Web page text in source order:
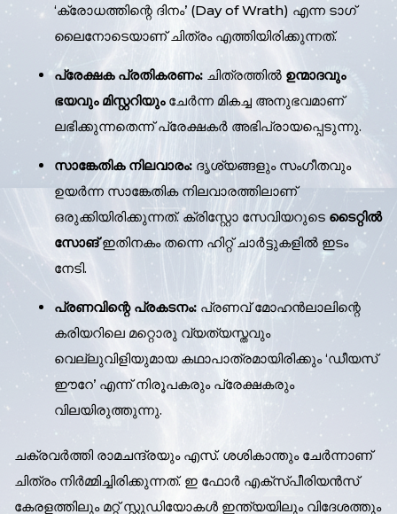
‘ക്രോധത്തിന്റെ ദിനം’ (Day of Wrath) എന്ന ടാഗ്
ലൈനോടെയാണ് ചിത്രം എത്തിയിരിക്കുന്നത്.
പ്രേക്ഷക പ്രതികരണം: ചിത്രത്തിൽ ഉന്മാദവും
ഭയവും മിസ്റ്ററിയുംചേർന്ന മികച്ച അനുഭവമാണ്
ലഭിക്കുന്നതെന്ന് പ്രേക്ഷകർ അഭിപ്രായപ്പെടുന്നു.
സാങ്കേതിക നിലവാരം: ദൃശ്യങ്ങളും സംഗീതവും
ഉയർന്ന സാങ്കേതിക നിലവാരത്തിലാണ്
ഒരുക്കിയിരിക്കുന്നത്. ക്രിസ്റ്റോ സേവിയറുടെ ടൈറ്റിൽ
സോങ്ഇതിനകം തന്നെ ഹിറ്റ് ചാർട്ടുകളിൽ ഇടം
നേടി.
പ്രണവിന്റെ പ്രകടനം: പ്രണവ് മോഹൻലാലിന്റെ
കരിയറിലെ മറ്റൊരു വ്യത്യസ്തവും
വെല്ലുവിളിയുമായ കഥാപാത്രമായിരിക്കും ‘ഡീയസ്
ഈറേ’ എന്ന് നിരൂപകരും പ്രേക്ഷകരും
വിലയിരുത്തുന്നു.
ചക്രവർത്തി രാമചന്ദ്രയും എസ്. ശശികാന്തും ചേർന്നാണ്
ചിത്രം നിർമ്മിച്ചിരിക്കുന്നത്. ഇ ഫോർ എക്സ്പീരിയൻസ്
കേരളത്തിലും മറ്റ് സ്റ്റുഡിയോകൾ ഇന്ത്യയിലും വിദേശത്തും